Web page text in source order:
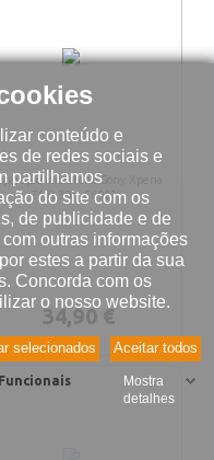
conteúdo e
de redes sociais e
partilhamos
do site com os
de publicidade e de
outras informações
estes a partir da sua
Concorda com os
o nosso website.
Aceitar todos
selecionados
Mostra
detalhes
microfone Sony Xperia
Z1 (L39h,C6903)
34,90 €